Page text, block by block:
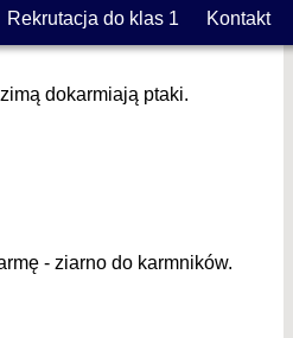
Rekrutacja do klas 1 Kontakt
dokarmiają ptaki.
- ziarno do karmników.